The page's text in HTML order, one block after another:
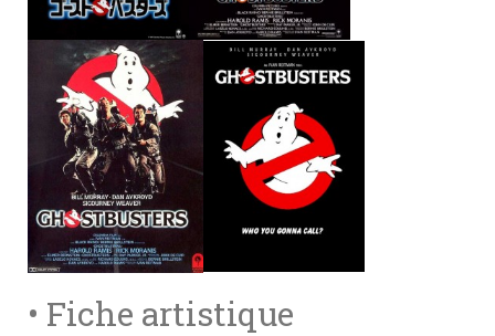
• Fiche artistique